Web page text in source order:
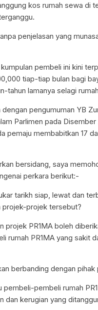
kos rumah sewa di
penjelasan yang
pembeli ini kini
tiap-tiap bulan bagi
tahun lamanya selagi
pengumuman YB
Parlimen pada
pemaju membabitkan 17
bersidang, saya
perkara berikut:-
tarikh siap, lewat dan
projek-projek tersebut?
projek PR1MA boleh
rumah PR1MA yang sakit
berbanding dengan pihak
pembeli rumah
dan kerugian yang